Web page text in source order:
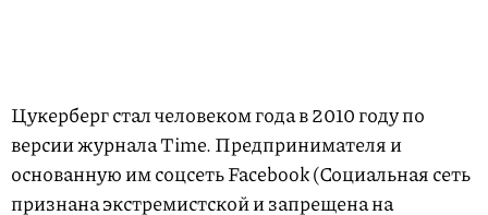
Цукерберг стал человеком года в 2010 году по
версии журнала Time. Предпринимателя и
основанную им соцсеть Facebook (Социальная сеть
признана экстремистской и запрещена на